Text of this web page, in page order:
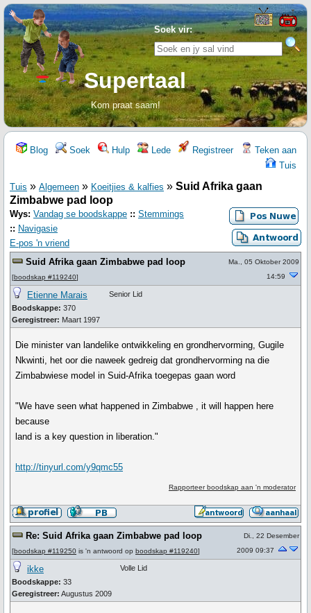
Soek vir:
Supertaal
Kom praat saam!
Blog Soek Hulp Lede Registreer
Teken aan
Tuis
Tuis » Algemeen » Koeitjies & kalfies » Suid Afrika gaan
Zimbabwe pad loop
Wys: Vandag se boodskappe :: Stemmings
:: Navigasie
E-pos 'n vriend
Suid Afrika gaan Zimbabwe pad loop
[boodskap #119240]
Ma., 05 Oktober 2009
14:59
Etienne Marais
Boodskappe: 370
Geregistreer: Maart 1997
Senior Lid
Die minister van landelike ontwikkeling en grondhervorming, Gugile
Nkwinti, het oor die naweek gedreig dat grondhervorming na die
Zimbabwiese model in Suid-Afrika toegepas gaan word
"We have seen what happened in Zimbabwe , it will happen here
because
land is a key question in liberation."
http://tinyurl.com/y9qmc55
Rapporteer boodskap aan 'n moderator
Re: Suid Afrika gaan Zimbabwe pad loop
[boodskap #119250 is 'n antwoord op boodskap #119240]
Di., 22 Desember
2009 09:37
ikke
Boodskappe: 33
Geregistreer: Augustus 2009
Volle Lid